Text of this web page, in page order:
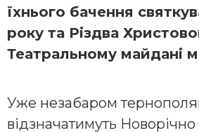
їхнього бачення
року та Різдва
Театральному майдані
Уже незабаром
відзначатимуть Новорічно